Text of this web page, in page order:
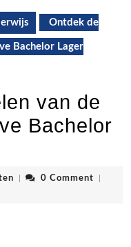
Ontdek de
Bachelor Lager
van de
Bachelor
cdenvhoogstraten
0 Comment